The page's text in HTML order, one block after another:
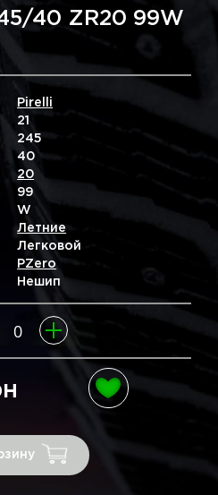
40 ZR20 99W
Pirelli
21
245
40
20
99
W
Летние
Легковой
PZero
Нешип